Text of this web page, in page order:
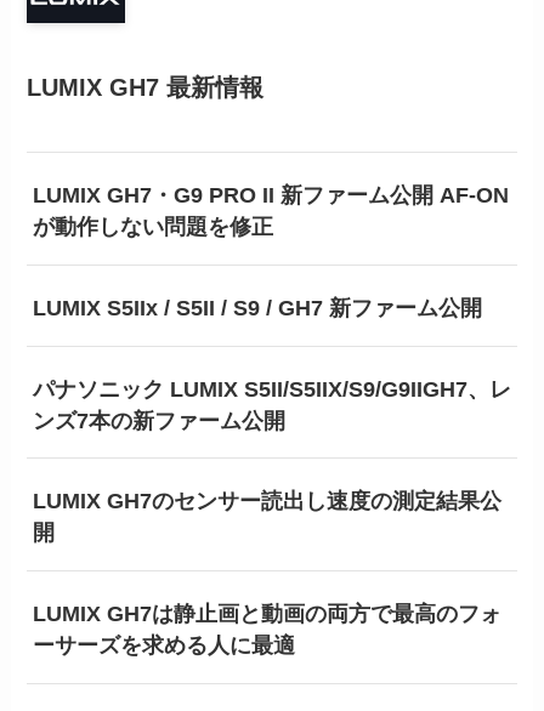
LUMIX GH7 最新情報
LUMIX GH7・G9 PRO II 新ファーム公開 AF-ON
が動作しない問題を修正
LUMIX S5IIx / S5II / S9 / GH7 新ファーム公開
パナソニック LUMIX S5II/S5IIX/S9/G9IIGH7、レ
ンズ7本の新ファーム公開
LUMIX GH7のセンサー読出し速度の測定結果公
開
LUMIX GH7は静止画と動画の両方で最高のフォ
ーサーズを求める人に最適